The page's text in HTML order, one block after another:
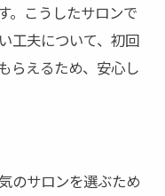
。こうしたサロンで
工夫について、初回
らえるため、安心し
のサロンを選ぶため